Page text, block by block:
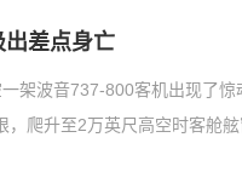
出差点身亡
架波音737-800客机出现了惊
爬升至2万英尺高空时客舱